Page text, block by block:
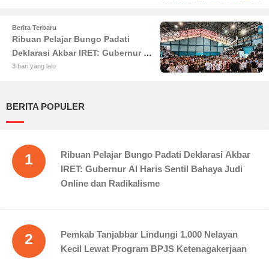
Berita Terbaru
Ribuan Pelajar Bungo Padati
Deklarasi Akbar IRET: Gubernur Al
Haris Sentil Bahaya Judi Online
3 hari yang lalu
BERITA POPULER
1
Ribuan Pelajar Bungo Padati Deklarasi Akbar
IRET: Gubernur Al Haris Sentil Bahaya Judi
Online dan Radikalisme
2
Pemkab Tanjabbar Lindungi 1.000 Nelayan
Kecil Lewat Program BPJS Ketenagakerjaan